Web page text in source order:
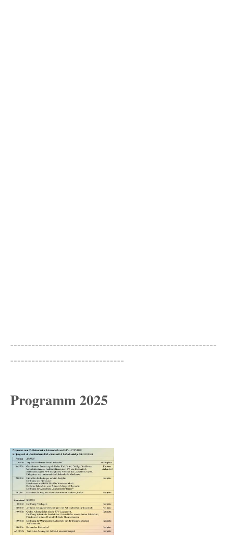
----------------------------------------------------------
--------------------------------
Programm 2025